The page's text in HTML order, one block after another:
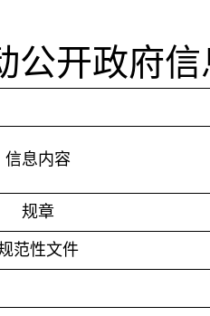
公开政府
信息内容
规章
范性文件